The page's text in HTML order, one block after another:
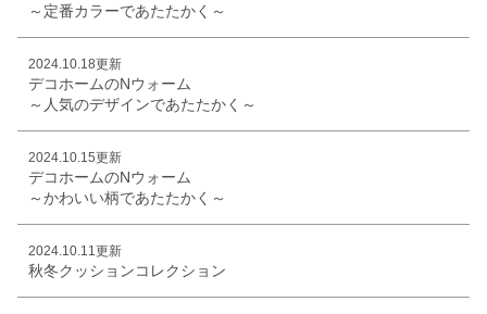
～定番カラーであたたかく～
2024.10.18更新
デコホームのNウォーム
～人気のデザインであたたかく～
2024.10.15更新
デコホームのNウォーム
～かわいい柄であたたかく～
2024.10.11更新
秋冬クッションコレクション